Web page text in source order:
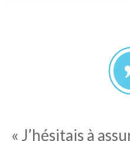
« J’hésitais à